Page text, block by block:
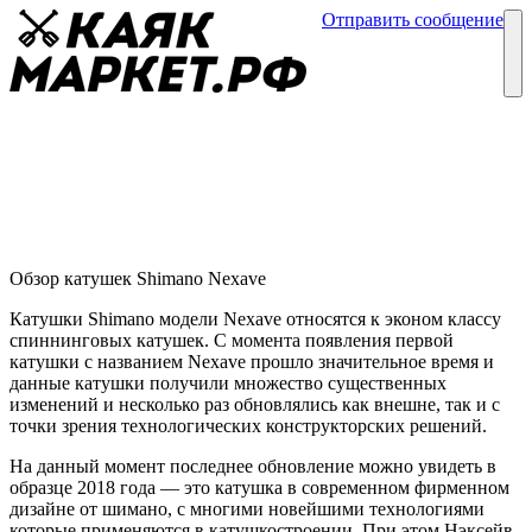
Отправить сообщение
Обзор катушек Shimano Nexave
Катушки Shimano модели Nexave относятся к эконом классу
спиннинговых катушек. С момента появления первой
катушки с названием Nexave прошло значительное время и
данные катушки получили множество существенных
изменений и несколько раз обновлялись как внешне, так и с
точки зрения технологических конструкторских решений.
На данный момент последнее обновление можно увидеть в
образце 2018 года — это катушка в современном фирменном
дизайне от шимано, с многими новейшими технологиями